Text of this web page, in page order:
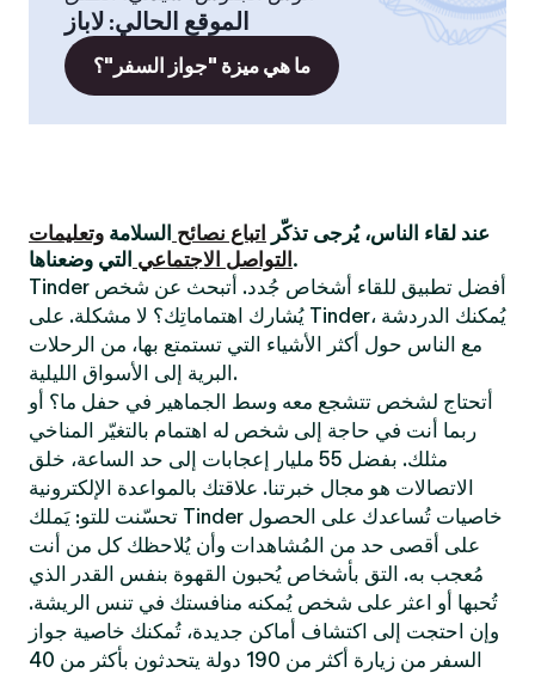
الموقع الحالي: لاباز
ما هي ميزة "جواز السفر"؟
عند لقاء الناس، يُرجى تذكّر اتباع نصائح السلامة وتعليمات
التواصل الاجتماعي التي وضعناها.
Tinder أفضل تطبيق للقاء أشخاص جُدد. أتبحث عن شخص
يُشارك اهتماماتِك؟ لا مشكلة. على Tinder، يُمكنك الدردشة
مع الناس حول أكثر الأشياء التي تستمتع بها، من الرحلات
البرية إلى الأسواق الليلية.
أتحتاج لشخص تتشجع معه وسط الجماهير في حفل ما؟ أو
ربما أنت في حاجة إلى شخص له اهتمام بالتغيّر المناخي
مثلك. بفضل 55 مليار إعجابات إلى حد الساعة، خلق
الاتصالات هو مجال خبرتنا. علاقتك بالمواعدة الإلكترونية
تحسّنت للتو: يَملك Tinder خاصيات تُساعدك على الحصول
على أقصى حد من المُشاهدات وأن يُلاحظك كل من أنت
مُعجب به. التق بأشخاص يُحبون القهوة بنفس القدر الذي
تُحبها أو اعثر على شخص يُمكنه منافستك في تنس الريشة.
وإن احتجت إلى اكتشاف أماكن جديدة، تُمكنك خاصية جواز
السفر من زيارة أكثر من 190 دولة يتحدثون بأكثر من 40